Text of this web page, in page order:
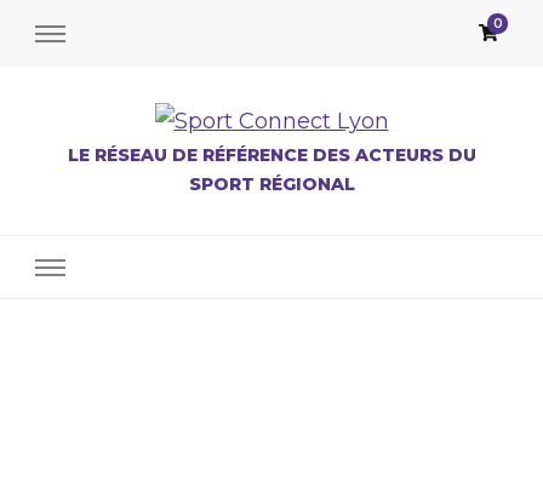
0
LE RÉSEAU DE RÉFÉRENCE DES ACTEURS DU
SPORT RÉGIONAL